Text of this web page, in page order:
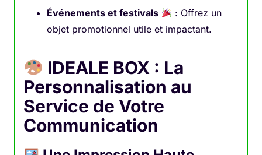
Événements et festivals
: Offrez un
objet promotionnel utile et impactant.
IDEALE BOX : La
Personnalisation au
Service de Votre
Communication